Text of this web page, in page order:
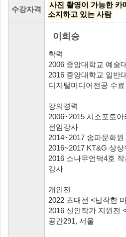
수강자격
사진 촬영이 가능한 카
소지하고 있는 사람
이희승
학력
2006 중앙대학교 예술
2016 중앙대학교 일반
디지털미디어전공 수료
강의경력
2006~2015 시소포토
전임강사
2014~2017 송파문화
2016~2017 KT&G 상
2016 소나무언덕4호
강사
개인전
2022 초대전 <납작한
2016 신인작가 지원전
공간291, 서울